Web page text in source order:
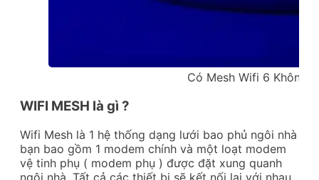
Có Mesh Wifi 6 Không
WIFI MESH là gì ?
Wifi Mesh là 1 hệ thống dạng lưới bao phủ ngôi nhà
bạn bao gồm 1 modem chính và một loạt modem
vệ tinh phụ ( modem phụ ) được đặt xung quanh
ngôi nhà. Tất cả các thiết bị sẽ kết nối lại với nhau